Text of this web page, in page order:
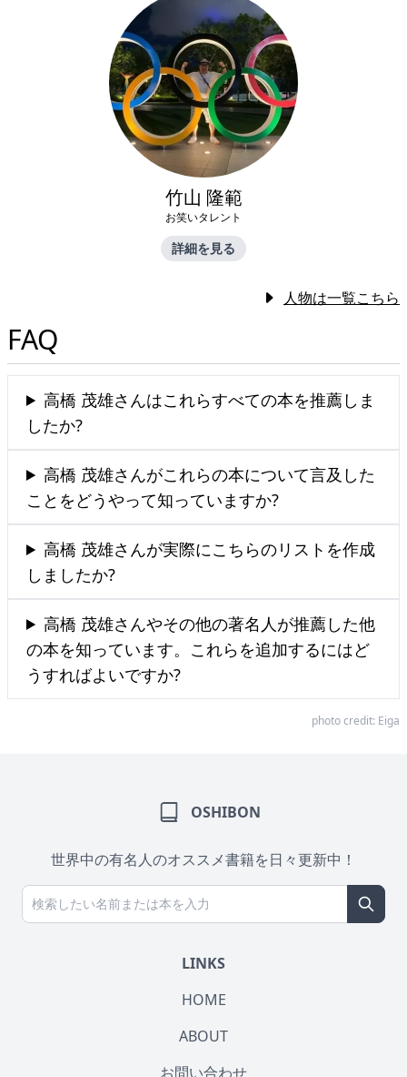
竹山 隆範
お笑いタレント
詳細を見る
人物は一覧こちら
FAQ
高橋 茂雄さんはこれらすべての本を推薦しま
したか?
高橋 茂雄さんがこれらの本について言及した
ことをどうやって知っていますか?
高橋 茂雄さんが実際にこちらのリストを作成
しましたか?
高橋 茂雄さんやその他の著名人が推薦した他
の本を知っています。これらを追加するにはど
うすればよいですか?
photo credit: Eiga
OSHIBON
世界中の有名人のオススメ書籍を日々更新中！
LINKS
HOME
ABOUT
お問い合わせ